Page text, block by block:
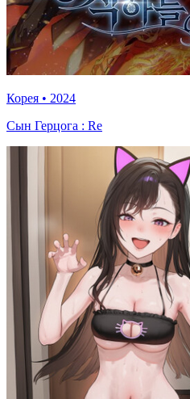
Корея • 2024
Сын Герцога : Re